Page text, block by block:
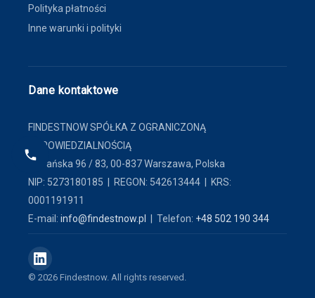
Polityka płatności
Inne warunki i polityki
Dane kontaktowe
FINDESTNOW SPÓŁKA Z OGRANICZONĄ
ODPOWIEDZIALNOŚCIĄ
ul. Pańska 96 / 83, 00-837 Warszawa, Polska
NIP: 5273180185 | REGON: 542613444 | KRS:
0001191911
E-mail: info@findestnow.pl | Telefon: +48 502 190 344
© 2026 Findestnow. All rights reserved.